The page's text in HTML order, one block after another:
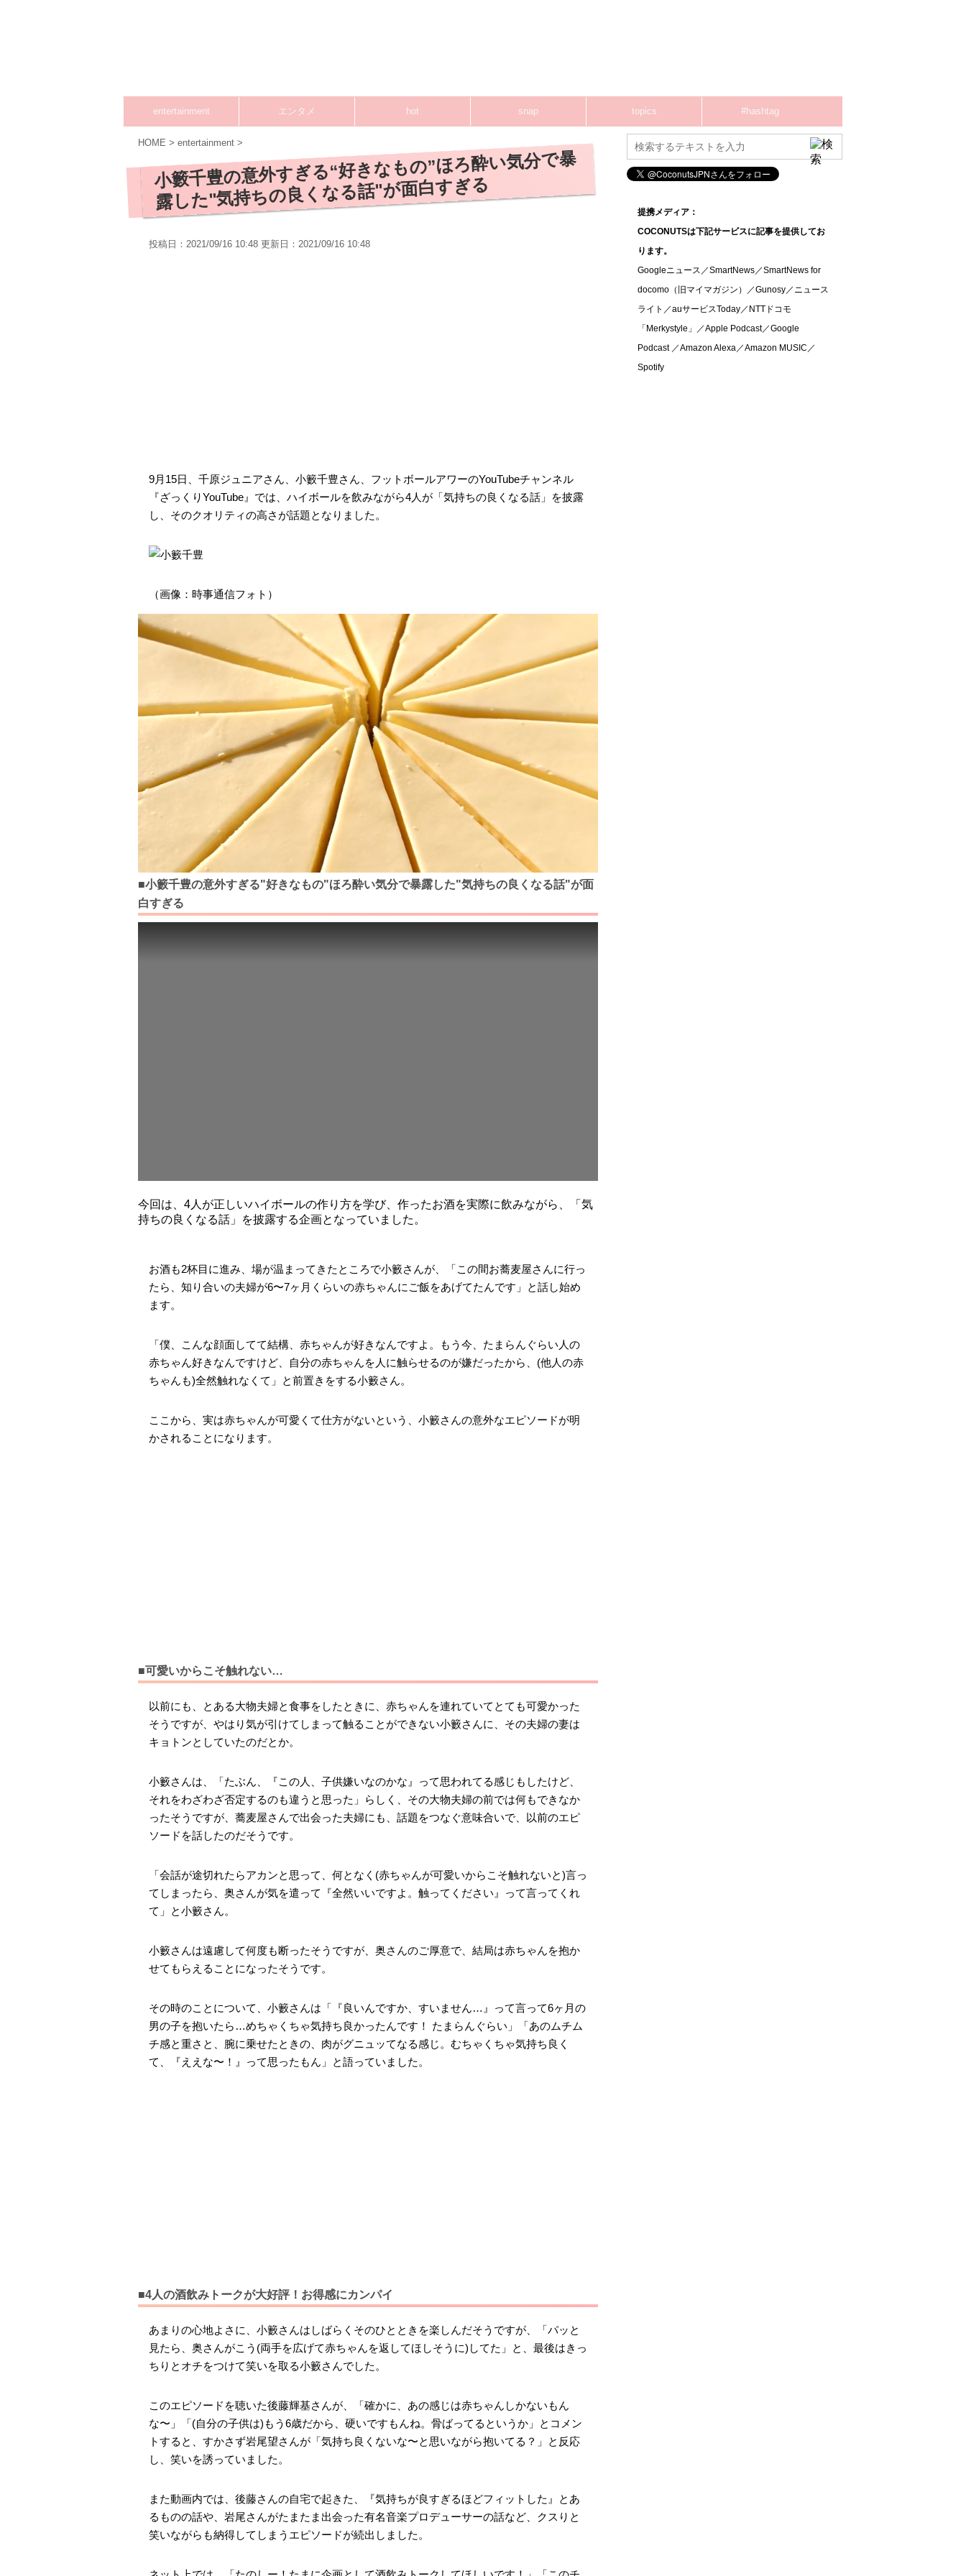
entertainment エンタメ hot snap topics #hashtag
HOME > entertainment >
小籔千豊の意外すぎる“好きなもの”ほろ酔い気分で暴
露した"気持ちの良くなる話"が面白すぎる
投稿日：2021/09/16 10:48 更新日： 2021/09/16 10:48
9月15日、千原ジュニアさん、小籔千豊さん、フットボールアワーのYouTubeチャンネル
『ざっくりYouTube』では、ハイボールを飲みながら4人が「気持ちの良くなる話」を披露
し、そのクオリティの高さが話題となりました。
（画像：時事通信フォト）
■小籔千豊の意外すぎる"好きなもの"ほろ酔い気分で暴露した"気持ちの良くなる話"が面
白すぎる
今回は、4人が正しいハイボールの作り方を学び、作ったお酒を実際に飲みながら、「気
持ちの良くなる話」を披露する企画となっていました。
お酒も2杯目に進み、場が温まってきたところで小籔さんが、「この間お蕎麦屋さんに行っ
たら、知り合いの夫婦が6〜7ヶ月くらいの赤ちゃんにご飯をあげてたんです」と話し始め
ます。
「僕、こんな顔面してて結構、赤ちゃんが好きなんですよ。もう今、たまらんぐらい人の
赤ちゃん好きなんですけど、自分の赤ちゃんを人に触らせるのが嫌だったから、(他人の赤
ちゃんも)全然触れなくて」と前置きをする小籔さん。
ここから、実は赤ちゃんが可愛くて仕方がないという、小籔さんの意外なエピソードが明
かされることになります。
■可愛いからこそ触れない…
以前にも、とある大物夫婦と食事をしたときに、赤ちゃんを連れていてとても可愛かった
そうですが、やはり気が引けてしまって触ることができない小籔さんに、その夫婦の妻は
キョトンとしていたのだとか。
小籔さんは、「たぶん、『この人、子供嫌いなのかな』って思われてる感じもしたけど、
それをわざわざ否定するのも違うと思った」らしく、その大物夫婦の前では何もできなか
ったそうですが、蕎麦屋さんで出会った夫婦にも、話題をつなぐ意味合いで、以前のエピ
ソードを話したのだそうです。
「会話が途切れたらアカンと思って、何となく(赤ちゃんが可愛いからこそ触れないと)言っ
てしまったら、奥さんが気を遣って『全然いいですよ。触ってください』って言ってくれ
て」と小籔さん。
小籔さんは遠慮して何度も断ったそうですが、奥さんのご厚意で、結局は赤ちゃんを抱か
せてもらえることになったそうです。
その時のことについて、小籔さんは「『良いんですか、すいません…』って言って6ヶ月の
男の子を抱いたら…めちゃくちゃ気持ち良かったんです！ たまらんぐらい」「あのムチム
チ感と重さと、腕に乗せたときの、肉がグニュッてなる感じ。むちゃくちゃ気持ち良く
て、『ええな〜！』って思ったもん」と語っていました。
■4人の酒飲みトークが大好評！お得感にカンパイ
あまりの心地よさに、小籔さんはしばらくそのひとときを楽しんだそうですが、「パッと
見たら、奥さんがこう(両手を広げて赤ちゃんを返してほしそうに)してた」と、最後はきっ
ちりとオチをつけて笑いを取る小籔さんでした。
このエピソードを聴いた後藤輝基さんが、「確かに、あの感じは赤ちゃんしかないもん
な〜」「(自分の子供は)もう6歳だから、硬いですもんね。骨ばってるというか」とコメン
トすると、すかさず岩尾望さんが「気持ち良くないな〜と思いながら抱いてる？」と反応
し、笑いを誘っていました。
また動画内では、後藤さんの自宅で起きた、『気持ちが良すぎるほどフィットした』とあ
るものの話や、岩尾さんがたまたま出会った有名音楽プロデューサーの話など、クスりと
笑いながらも納得してしまうエピソードが続出しました。
提携メディア：
COCONUTSは下記サービスに記事を提供してお
ります。
Googleニュース／SmartNews／SmartNews for
docomo（旧マイマガジン）／Gunosy／ニュース
ライト／auサービスToday／NTTドコモ
「Merkystyle」／Apple Podcast／Google
Podcast ／Amazon Alexa／Amazon MUSIC／
Spotify